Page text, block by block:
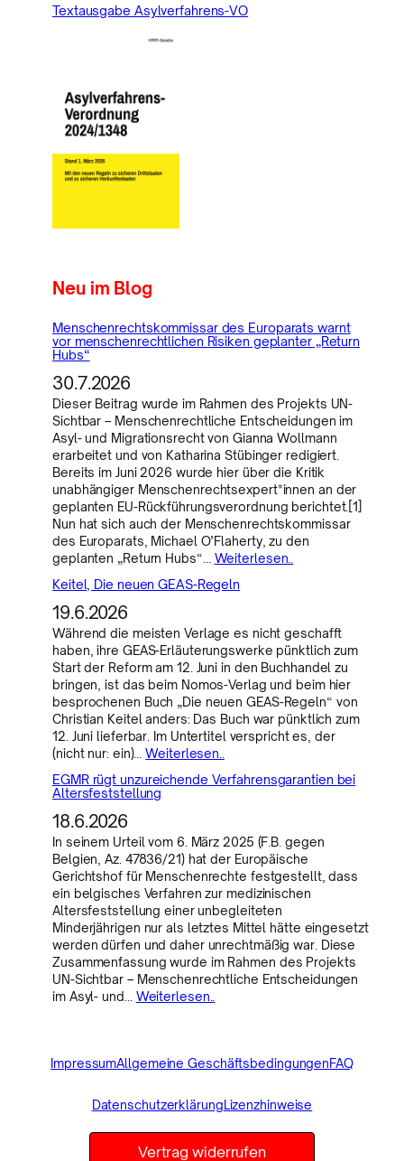
Textausgabe Asylverfahrens-VO
Neu im Blog
Menschenrechtskommissar des Europarats warnt
vor menschenrechtlichen Risiken geplanter „Return
Hubs“
30.7.2026
Dieser Beitrag wurde im Rahmen des Projekts UN-
Sichtbar – Menschenrechtliche Entscheidungen im
Asyl- und Migrationsrecht von Gianna Wollmann
erarbeitet und von Katharina Stübinger redigiert.
Bereits im Juni 2026 wurde hier über die Kritik
unabhängiger Menschenrechtsexpert*innen an der
geplanten EU-Rückführungsverordnung berichtet.[1]
Nun hat sich auch der Menschenrechtskommissar
des Europarats, Michael O’Flaherty, zu den
geplanten „Return Hubs“… Weiterlesen..
Keitel, Die neuen GEAS-Regeln
19.6.2026
Während die meisten Verlage es nicht geschafft
haben, ihre GEAS-Erläuterungswerke pünktlich zum
Start der Reform am 12. Juni in den Buchhandel zu
bringen, ist das beim Nomos-Verlag und beim hier
besprochenen Buch „Die neuen GEAS-Regeln“ von
Christian Keitel anders: Das Buch war pünktlich zum
12. Juni lieferbar. Im Untertitel verspricht es, der
(nicht nur: ein)…Weiterlesen..
EGMR rügt unzureichende Verfahrensgarantien bei
Altersfeststellung
18.6.2026
In seinem Urteil vom 6. März 2025 (F.B. gegen
Belgien, Az. 47836/21) hat der Europäische
Gerichtshof für Menschenrechte festgestellt, dass
ein belgisches Verfahren zur medizinischen
Altersfeststellung einer unbegleiteten
Minderjährigen nur als letztes Mittel hätte eingesetzt
werden dürfen und daher unrechtmäßig war. Diese
Zusammenfassung wurde im Rahmen des Projekts
UN-Sichtbar – Menschenrechtliche Entscheidungen
im Asyl- und… Weiterlesen..
ImpressumAllgemeine GeschäftsbedingungenFAQ
DatenschutzerklärungLizenzhinweise
Vertrag widerrufen